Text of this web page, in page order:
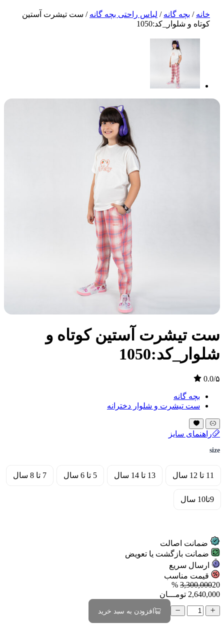
خانه / بچه گانه / لباس راحتی بچه گانه / ست تیشرت آستین
کوتاه و شلوار_کد:1050
ست تیشرت آستین کوتاه و
شلوار_کد:1050
0.0/۵
بچه گانه
ست تیشرت و شلوار دخترانه
راهنمای سایز
size
11 تا 12 سال 13 تا 14 سال 5 تا 6 سال 7 تا 8 سال
9تا10 سال
ضمانت اصالت
ضمانت بازگشت یا تعویض
ارسال سریع
قیمت مناسب
3,300,00020 %
2,640,000 تومـــان
افزودن به سبد خرید